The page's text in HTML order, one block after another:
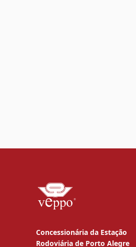
Concessionária da Estação
Rodoviária de Porto Alegre